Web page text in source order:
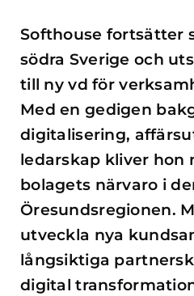
Softhouse fortsätter
södra Sverige och
till ny vd för
Med en gedigen
digitalisering,
ledarskap kliver hon
bolagets närvaro i
Öresundsregionen.
utveckla nya
långsiktiga
digital